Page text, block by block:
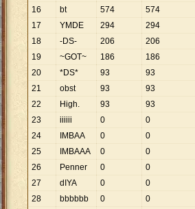
16
bt 574 574
17
YMDE 294 294
18
-DS- 206 206
19
~GOT~ 186 186
20
*DS* 93 93
21
obst 93 93
22
High. 93 93
23
iiiiii 0 0
24
IMBAA 0 0
25
IMBAAA 0 0
26
Penner 0 0
27
dIYA 0 0
28
bbbbbb 0 0